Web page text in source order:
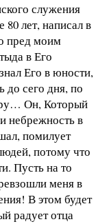
служения
лет, написал в
пред моим
в Его
Его в юности,
до сего дня, по
Он, Который
небрежность в
помилует
потому что
Пусть на то
меня в
В этом будет
радует отца